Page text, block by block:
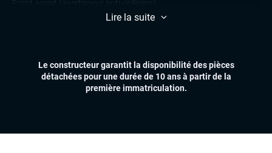
Lane assist (maintien de voie)
Régulateur et limiteur de vitesse
Lire la suite
Le constructeur garantit la disponibilité des pièces
détachées pour une durée de 10 ans à partir de la
première immatriculation.